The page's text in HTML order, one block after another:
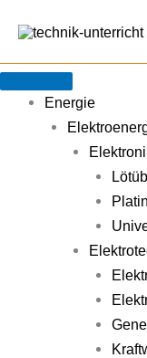
Inhalt
springen
Energie